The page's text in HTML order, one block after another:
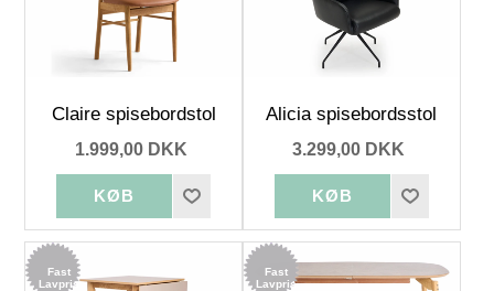
Claire spisebordstol
1.999,00 DKK
Alicia spisebordsstol
3.299,00 DKK
Fast
Lavpris
Fast
Lavpris